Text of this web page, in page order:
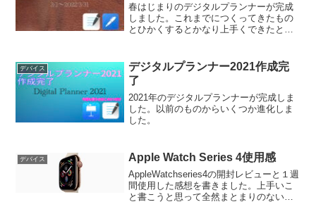
春はじまりのデジタルプランナーが完成
しました。これまでにつくってきたもの
とひかくするとかなり上手くできたと思
デバイス
デジタルプランナー2021作成完
了
2021年のデジタルプランナーが完成しま
した。以前のものからいくつか進化しま
した。
デバイス Apple Watch Series 4使用感
AppleWatchseries4の開封レビューと１週
間使用した感想を書きました。上手いこ
と書こうと思って全然まとまりのない文